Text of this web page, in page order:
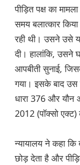
पीड़ित पक्ष का
समय बलात्कार
रही थी। उसने उसे
दी। हालांकि, उसने
आपबीती सुनाई,
गया। इसके बाद उस
धारा 376 और यौन
2012 (पॉक्सो
न्यायालय ने कहा कि
छोड़ देता है और